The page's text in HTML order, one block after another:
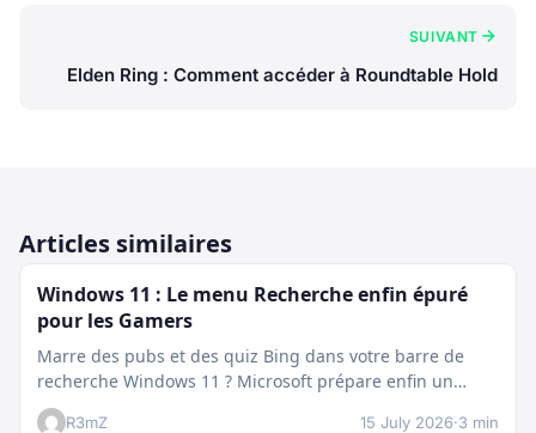
SUIVANT
Elden Ring : Comment accéder à Roundtable Hold
Articles similaires
Windows 11 : Le menu Recherche enfin épuré
pour les Gamers
Marre des pubs et des quiz Bing dans votre barre de
recherche Windows 11 ? Microsoft prépare enfin un
nettoyage…
R3mZ 15 July 2026·3 min